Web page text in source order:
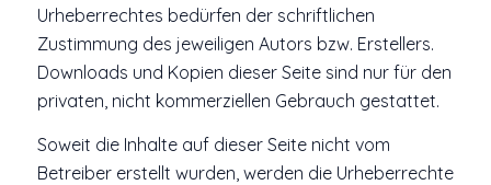
Urheberrechtes bedürfen der schriftlichen
Zustimmung des jeweiligen Autors bzw. Erstellers.
Downloads und Kopien dieser Seite sind nur für den
privaten, nicht kommerziellen Gebrauch gestattet.
Soweit die Inhalte auf dieser Seite nicht vom
Betreiber erstellt wurden, werden die Urheberrechte